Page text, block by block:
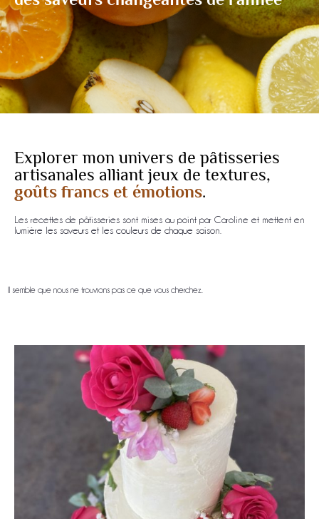
Explorer mon univers de pâtisseries
artisanales alliant jeux de textures,
goûts francs et émotions.
Les recettes de pâtisseries sont mises au point par Caroline et mettent en
lumière les saveurs et les couleurs de chaque saison.
Il semble que nous ne trouvions pas ce que vous cherchez.